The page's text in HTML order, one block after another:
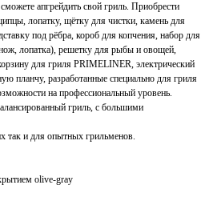
апгрейдить свой гриль. Приобрести
лопатку, щётку для чистки, камень для
под рёбра, короб для копчения, набор для
лопатка), решетку для рыбы и овощей,
для гриля PRIMELINER, электрический
планчу, разработанные специально для гриля
на профессиональный уровень.
гриль, с большими
так и для опытных грильменов.
olive-gray